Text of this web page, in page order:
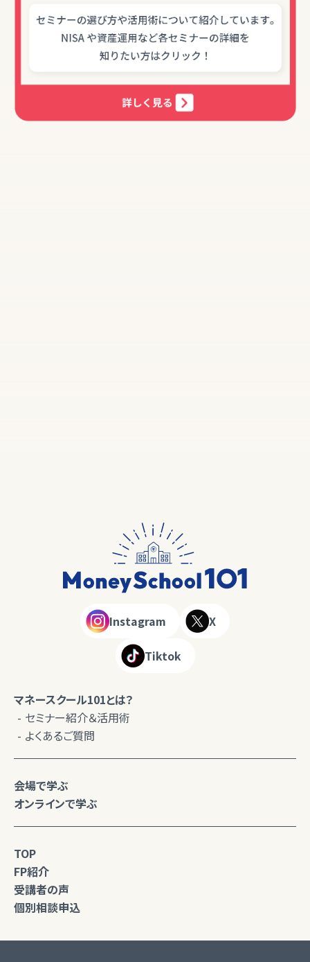
Instagram X
Tiktok
マネースクール101とは？
セミナー紹介＆活用術
よくあるご質問
会場で学ぶ
オンラインで学ぶ
TOP
FP紹介
受講者の声
個別相談申込